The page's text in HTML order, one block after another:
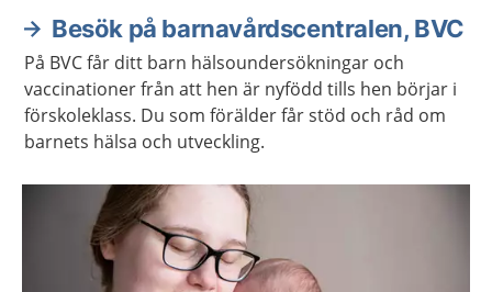
Besök på barnavårdscentralen, BVC
På BVC får ditt barn hälsoundersökningar och
vaccinationer från att hen är nyfödd tills hen börjar i
förskoleklass. Du som förälder får stöd och råd om
barnets hälsa och utveckling.